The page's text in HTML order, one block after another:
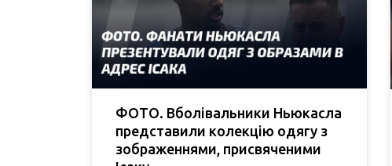
ФОТО. Вболівальники Ньюкасла
представили колекцію одягу з
зображеннями, присвяченими